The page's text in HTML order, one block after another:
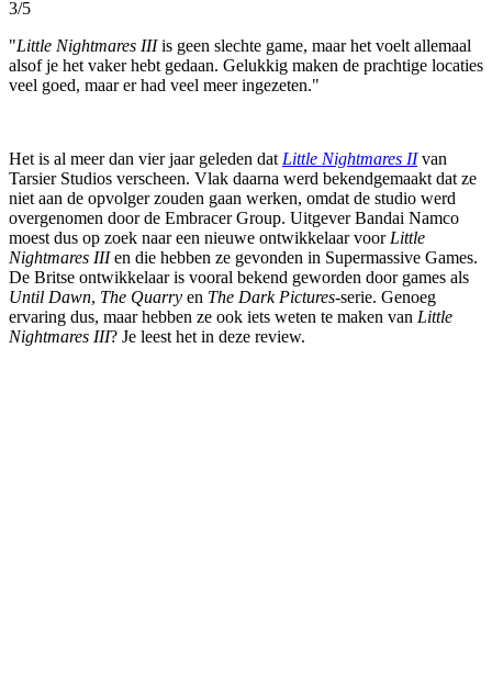
3/5
"Little Nightmares IIIis geen slechte game, maar het voelt allemaal
alsof je het vaker hebt gedaan. Gelukkig maken de prachtige locaties
veel goed, maar er had veel meer ingezeten."
Het is al meer dan vier jaar geleden dat Little Nightmares IIvan
Tarsier Studios verscheen. Vlak daarna werd bekendgemaakt dat ze
niet aan de opvolger zouden gaan werken, omdat de studio werd
overgenomen door de Embracer Group. Uitgever Bandai Namco
moest dus op zoek naar een nieuwe ontwikkelaar voor Little
Nightmares IIIen die hebben ze gevonden in Supermassive Games.
De Britse ontwikkelaar is vooral bekend geworden door games als
Until Dawn, The Quarry en The Dark Pictures-serie. Genoeg
ervaring dus, maar hebben ze ook iets weten te maken van Little
Nightmares III? Je leest het in deze review.